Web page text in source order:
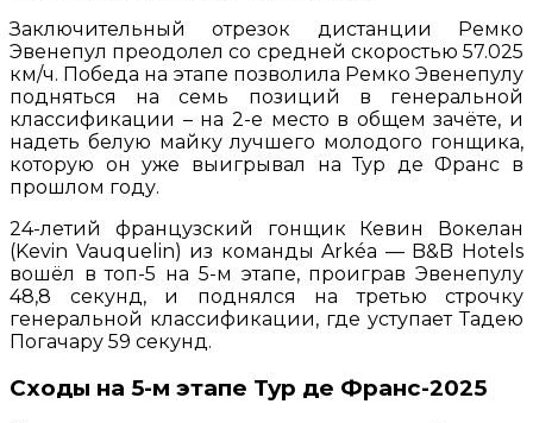
Заключительный отрезок дистанции Ремко
Эвенепул преодолел со средней скоростью 57.025
км/ч. Победа на этапе позволила Ремко Эвенепулу
подняться на семь позиций в генеральной
классификации – на 2-е место в общем зачёте, и
надеть белую майку лучшего молодого гонщика,
которую он уже выигрывал на Тур де Франс в
прошлом году.
24-летий французский гонщик Кевин Вокелан
(Kevin Vauquelin) из команды Arkéa — B&B Hotels
вошёл в топ-5 на 5-м этапе, проиграв Эвенепулу
48,8 секунд, и поднялся на третью строчку
генеральной классификации, где уступает Тадею
Погачару 59 секунд.
Сходы на 5-м этапе Тур де Франс-2025